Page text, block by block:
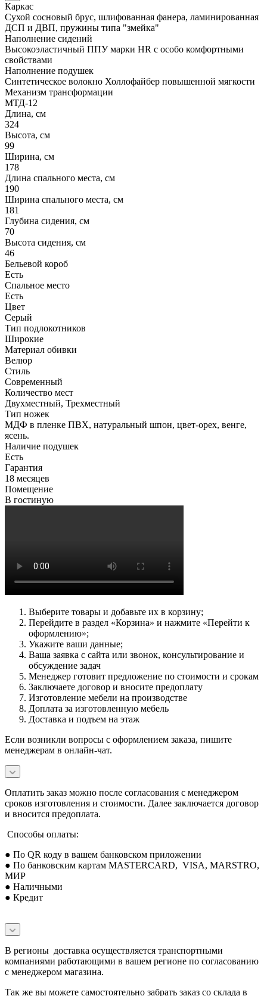
Каркас
Сухой сосновый брус, шлифованная фанера, ламинированная
ДСП и ДВП, пружины типа "змейка"
Наполнение сидений
Высокоэластичный ППУ марки HR с особо комфортными
свойствами
Наполнение подушек
Cинтетическое волокно Холлофайбер повышенной мягкости
Механизм трансформации
МТД-12
Длина, см
324
Высота, см
99
Ширина, см
178
Длина спального места, см
190
Ширина спального места, см
181
Глубина сидения, см
70
Высота сидения, см
46
Бельевой короб
Есть
Спальное место
Есть
Цвет
Серый
Тип подлокотников
Широкие
Материал обивки
Велюр
Стиль
Современный
Количество мест
Двухместный, Трехместный
Тип ножек
МДФ в пленке ПВХ, натуральный шпон, цвет-орех, венге,
ясень.
Наличие подушек
Есть
Гарантия
18 месяцев
Помещение
В гостиную
Выберите товары и добавьте их в корзину;
Перейдите в раздел «Корзина» и нажмите «Перейти к
оформлению»;
Укажите ваши данные;
Ваша заявка с сайта или звонок, консультирование и
обсуждение задач
Менеджер готовит предложение по стоимости и срокам
Заключаете договор и вносите предоплату
Изготовление мебели на производстве
Доплата за изготовленную мебель
Доставка и подъем на этаж
Если возникли вопросы с оформлением заказа, пишите
менеджерам в онлайн-чат.
Оплатить заказ можно после согласования с менеджером
сроков изготовления и стоимости. Далее заключается договор
и вносится предоплата.
Способы оплаты:
● По QR коду в вашем банковском приложении
● По банковским картам MASTERCARD, VISA, MARSTRO,
МИР
● Наличными
● Кредит
В регионы доставка осуществляется транспортными
компаниями работающими в вашем регионе по согласованию
с менеджером магазина.
Так же вы можете самостоятельно забрать заказ со склада в